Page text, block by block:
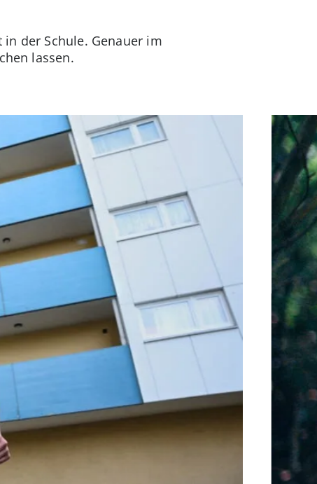
der Schule. Genauer im
lassen.